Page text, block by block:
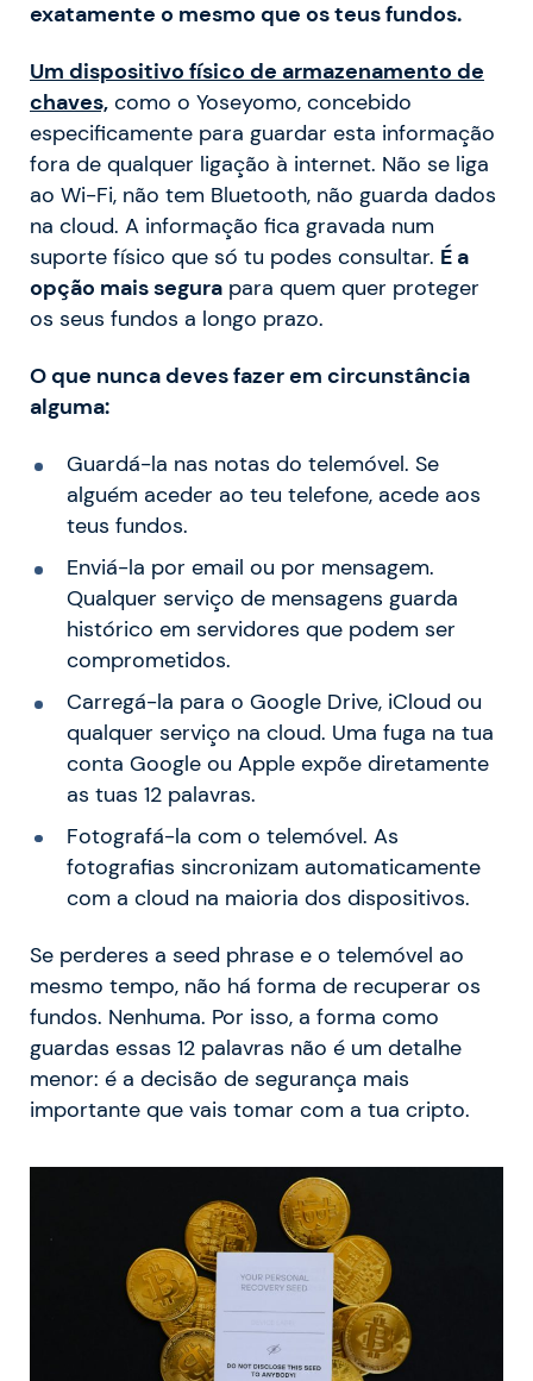
exatamente o mesmo que os teus fundos.
Um dispositivo físico de armazenamento de
chaves, como o Yoseyomo, concebido
especificamente para guardar esta informação
fora de qualquer ligação à internet. Não se liga
ao Wi-Fi, não tem Bluetooth, não guarda dados
na cloud. A informação fica gravada num
suporte físico que só tu podes consultar. É a
opção mais segura para quem quer proteger
os seus fundos a longo prazo.
O que nunca deves fazer em circunstância
alguma:
Guardá-la nas notas do telemóvel. Se
alguém aceder ao teu telefone, acede aos
teus fundos.
Enviá-la por email ou por mensagem.
Qualquer serviço de mensagens guarda
histórico em servidores que podem ser
comprometidos.
Carregá-la para o Google Drive, iCloud ou
qualquer serviço na cloud. Uma fuga na tua
conta Google ou Apple expõe diretamente
as tuas 12 palavras.
Fotografá-la com o telemóvel. As
fotografias sincronizam automaticamente
com a cloud na maioria dos dispositivos.
Se perderes a seed phrase e o telemóvel ao
mesmo tempo, não há forma de recuperar os
fundos. Nenhuma. Por isso, a forma como
guardas essas 12 palavras não é um detalhe
menor: é a decisão de segurança mais
importante que vais tomar com a tua cripto.